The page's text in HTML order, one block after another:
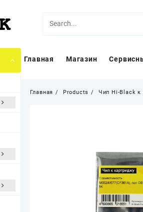
Главная Магазин
Главная Products Чип Hi-Black к